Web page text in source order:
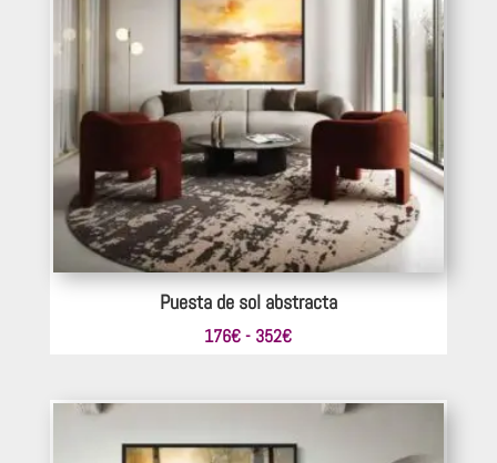
Puesta de sol abstracta
176€ - 352€Rango
desde
176€